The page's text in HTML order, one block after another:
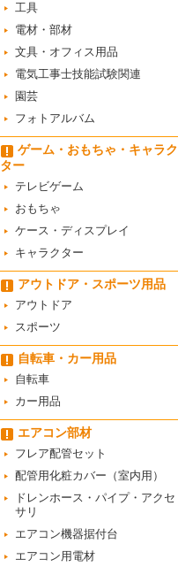
工具
電材・部材
文具・オフィス用品
電気工事士技能試験関連
園芸
フォトアルバム
ゲーム・おもちゃ・キャラク
ター
テレビゲーム
おもちゃ
ケース・ディスプレイ
キャラクター
アウトドア・スポーツ用品
アウトドア
スポーツ
自転車・カー用品
自転車
カー用品
エアコン部材
フレア配管セット
配管用化粧カバー（室内用）
ドレンホース・パイプ・アクセ
サリ
エアコン機器据付台
エアコン用電材